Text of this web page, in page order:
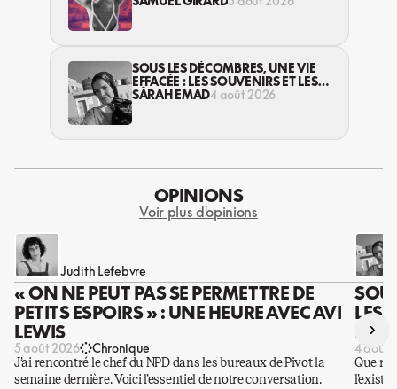
SOUS LES DÉCOMBRES, UNE VIE
EFFACÉE : LES SOUVENIRS ET LES
RÊVES PERDUS DES HABITANT·ES
SARAH EMAD4 août 2026
OPINIONS
Voir plus d'opinions
Judith Lefebvre
« ON NE PEUT PAS SE PERMETTRE DE
PETITS ESPOIRS » : UNE HEURE AVEC AVI
LEWIS
5 août 2026 Chronique
J’ai rencontré le chef du NPD dans les bureaux de Pivot la
semaine dernière. Voici l’essentiel de notre conversation.
LES
DES
4 août
Que
›